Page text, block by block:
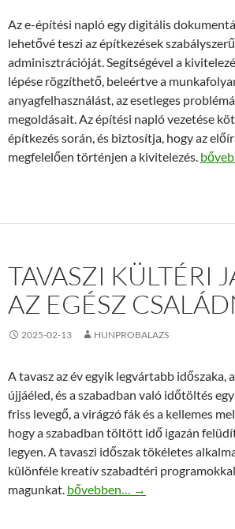
Az e-építési napló egy digitális
lehetővé teszi az építkezések
adminisztrációját. Segítségével a
lépése rögzíthető, beleértve a
anyagfelhasználást, az esetleges
megoldásait. Az építési napló vezetése
építkezés során, és biztosítja, hogy az
megfelelően történjen a kivitelezés.
TAVASZI KÜLTÉRI
AZ EGÉSZ
2025-02-13 HUNPROBALAZS
A tavasz az év egyik legvártabb időszaka,
újjáéled, és a szabadban való időtöltés
friss levegő, a virágzó fák és a kellemes
hogy a szabadban töltött idő igazán
legyen. A tavaszi időszak tökéletes
különféle kreatív szabadtéri
magunkat. Tavaszi kültéri játékok az egész
bővebben… →